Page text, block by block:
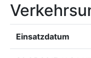
Einsatzdatum